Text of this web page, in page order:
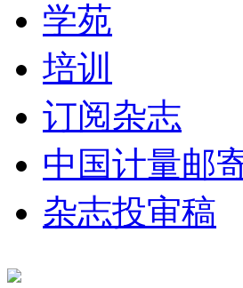
学苑
培训
订阅杂志
中国计量邮
杂志投审稿